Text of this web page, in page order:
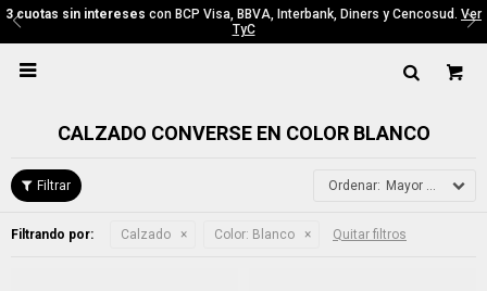
3 cuotas sin intereses con BCP Visa, BBVA, Interbank, Diners y Cencosud. Ver
TyC

CALZADO CONVERSE EN COLOR BLANCO
Mayor precio
Filtrando por: Calzado Color: Blanco Quitar filtros